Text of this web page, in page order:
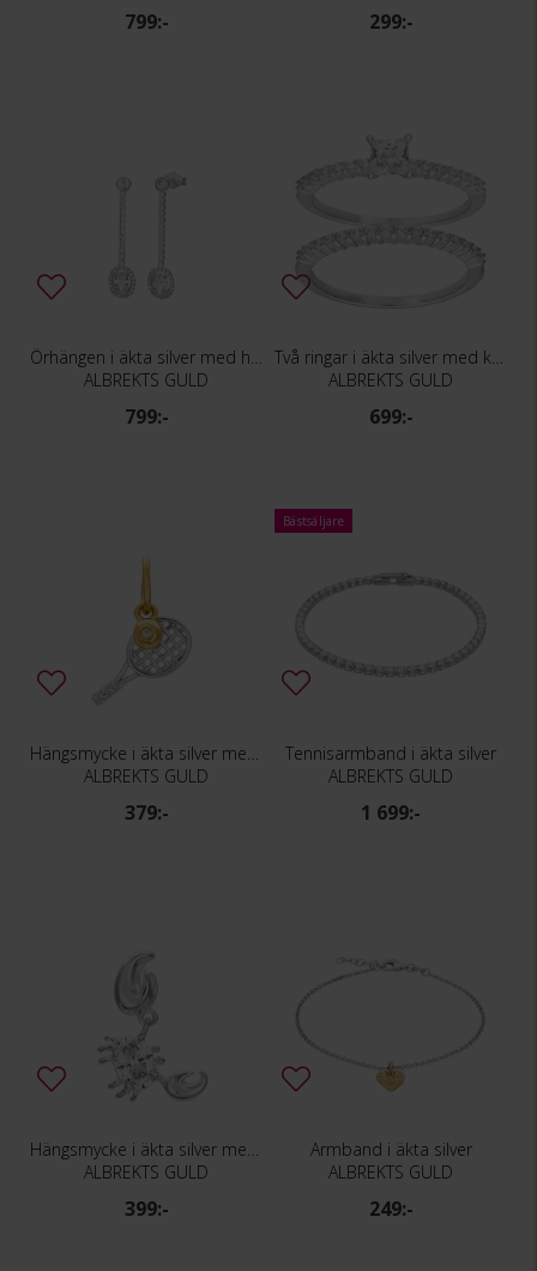
799:- 299:-
Örhängen i äkta silver med hängande stenar
ALBREKTS GULD
799:-
Två ringar i äkta silver med kubisk zirkonia
ALBREKTS GULD
699:-
Hängsmycke i äkta silver med tennisracket
ALBREKTS GULD
379:-
Bästsäljare
Tennisarmband i äkta silver
ALBREKTS GULD
1 699:-
Hängsmycke i äkta silver med en krabba
ALBREKTS GULD
399:-
Armband i äkta silver
ALBREKTS GULD
249:-